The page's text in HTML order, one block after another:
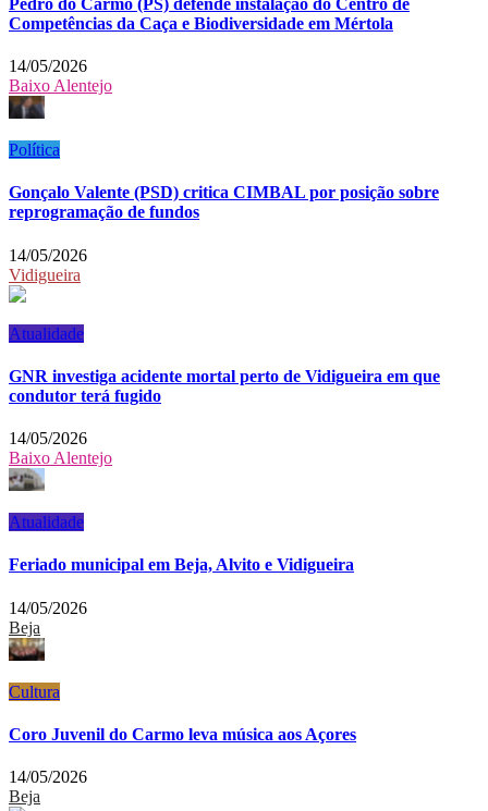
Competências da Caça e Biodiversidade em Mértola
14/05/2026
Baixo Alentejo
Política
Gonçalo Valente (PSD) critica CIMBAL por posição sobre
reprogramação de fundos
14/05/2026
Vidigueira
Atualidade
GNR investiga acidente mortal perto de Vidigueira em que
condutor terá fugido
14/05/2026
Baixo Alentejo
Atualidade
Feriado municipal em Beja, Alvito e Vidigueira
14/05/2026
Beja
Cultura
Coro Juvenil do Carmo leva música aos Açores
14/05/2026
Beja